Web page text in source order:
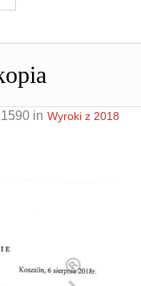
z wierzycielami
in Wyroki z 2018